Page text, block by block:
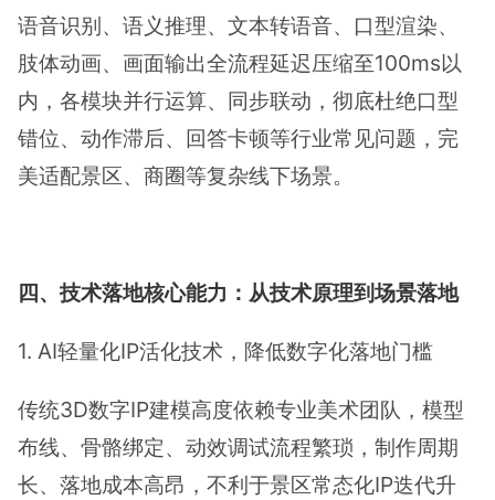
语音识别、语义推理、文本转语音、口型渲染、
肢体动画、画面输出全流程延迟压缩至100ms以
内，各模块并行运算、同步联动，彻底杜绝口型
错位、动作滞后、回答卡顿等行业常见问题，完
美适配景区、商圈等复杂线下场景。
四、技术落地核心能力：从技术原理到场景落地
1. AI轻量化IP活化技术，降低数字化落地门槛
传统3D数字IP建模高度依赖专业美术团队，模型
布线、骨骼绑定、动效调试流程繁琐，制作周期
长、落地成本高昂，不利于景区常态化IP迭代升